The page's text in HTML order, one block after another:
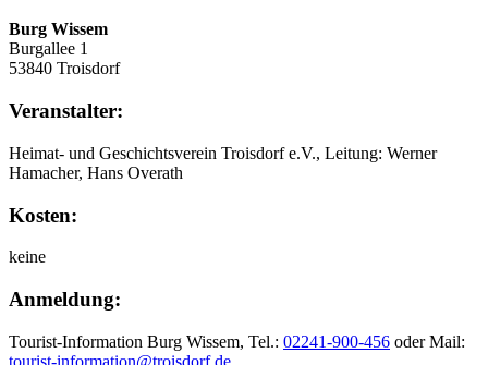
Burg Wissem
Burgallee 1
53840 Troisdorf
Veranstalter:
Heimat- und Geschichtsverein Troisdorf e.V., Leitung: Werner
Hamacher, Hans Overath
Kosten:
keine
Anmeldung:
Tourist-Information Burg Wissem, Tel.: 02241-900-456 oder Mail:
tourist-information@troisdorf.de